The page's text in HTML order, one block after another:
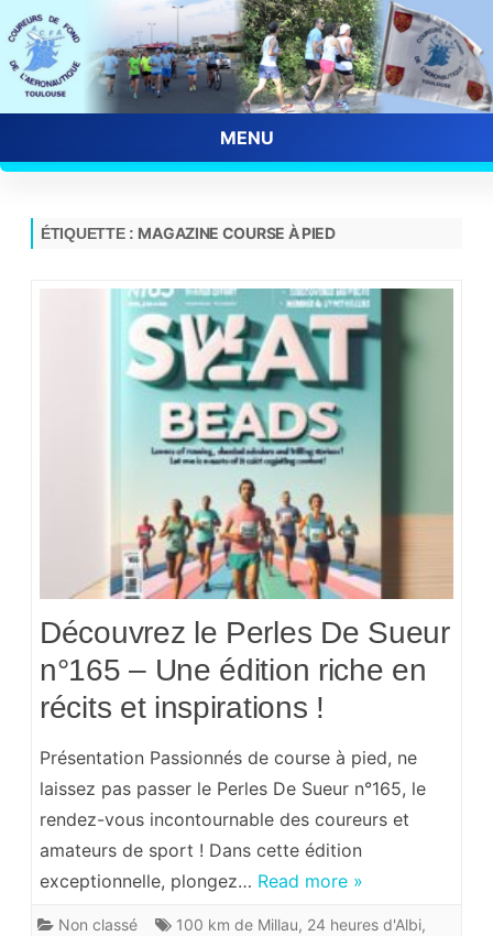
MENU
Skip
ÉTIQUETTE : MAGAZINE COURSE À PIED
Découvrez le Perles De Sueur
n°165 – Une édition riche en
récits et inspirations !
Présentation Passionnés de course à pied, ne
laissez pas passer le Perles De Sueur n°165, le
rendez-vous incontournable des coureurs et
amateurs de sport ! Dans cette édition
exceptionnelle, plongez… Read more »
Non classé 100 km de Millau, 24 heures d'Albi,